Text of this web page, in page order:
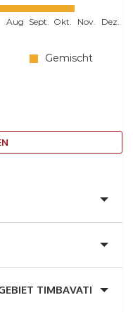
Aug Sept. Okt. Nov. Dez.
Gemischt
TIMBAVATI